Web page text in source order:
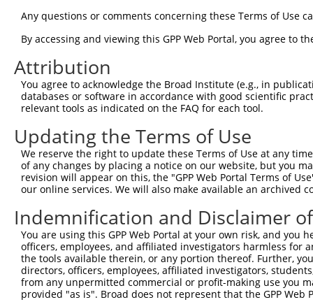
Any questions or comments concerning these Terms of Use
By accessing and viewing this GPP Web Portal, you agree to
Attribution
You agree to acknowledge the Broad Institute (e.g., in
databases or software in accordance with good scientific
relevant tools as indicated on the FAQ for each tool.
Updating the Terms of Use
We reserve the right to update these Terms of Use at any
of any changes by placing a notice on our website, but you
revision will appear on this, the "GPP Web Portal Terms of
our online services. We will also make available an archived
Indemnification and Disclaimer
You are using this GPP Web Portal at your own risk, and
officers, employees, and affiliated investigators harmless for
the tools available therein, or any portion thereof. Further,
directors, officers, employees, affiliated investigators,
from any unpermitted commercial or profit-making use you
provided "as is". Broad does not represent that the GPP